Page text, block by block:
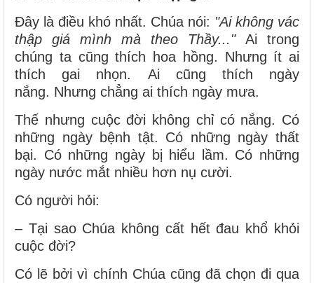
Đây là điều khó nhất. Chúa nói: "Ai không vác
thập giá mình mà theo Thầy..." Ai trong
chúng ta cũng thích hoa hồng. Nhưng ít ai
thích gai nhọn. Ai cũng thích ngày
nắng. Nhưng chẳng ai thích ngày mưa.
Thế nhưng cuộc đời không chỉ có nắng. Có
những ngày bệnh tật. Có những ngày thất
bại. Có những ngày bị hiểu lầm. Có những
ngày nước mắt nhiều hơn nụ cười.
Có người hỏi:
– Tại sao Chúa không cất hết đau khổ khỏi
cuộc đời?
Có lẽ bởi vì chính Chúa cũng đã chọn đi qua